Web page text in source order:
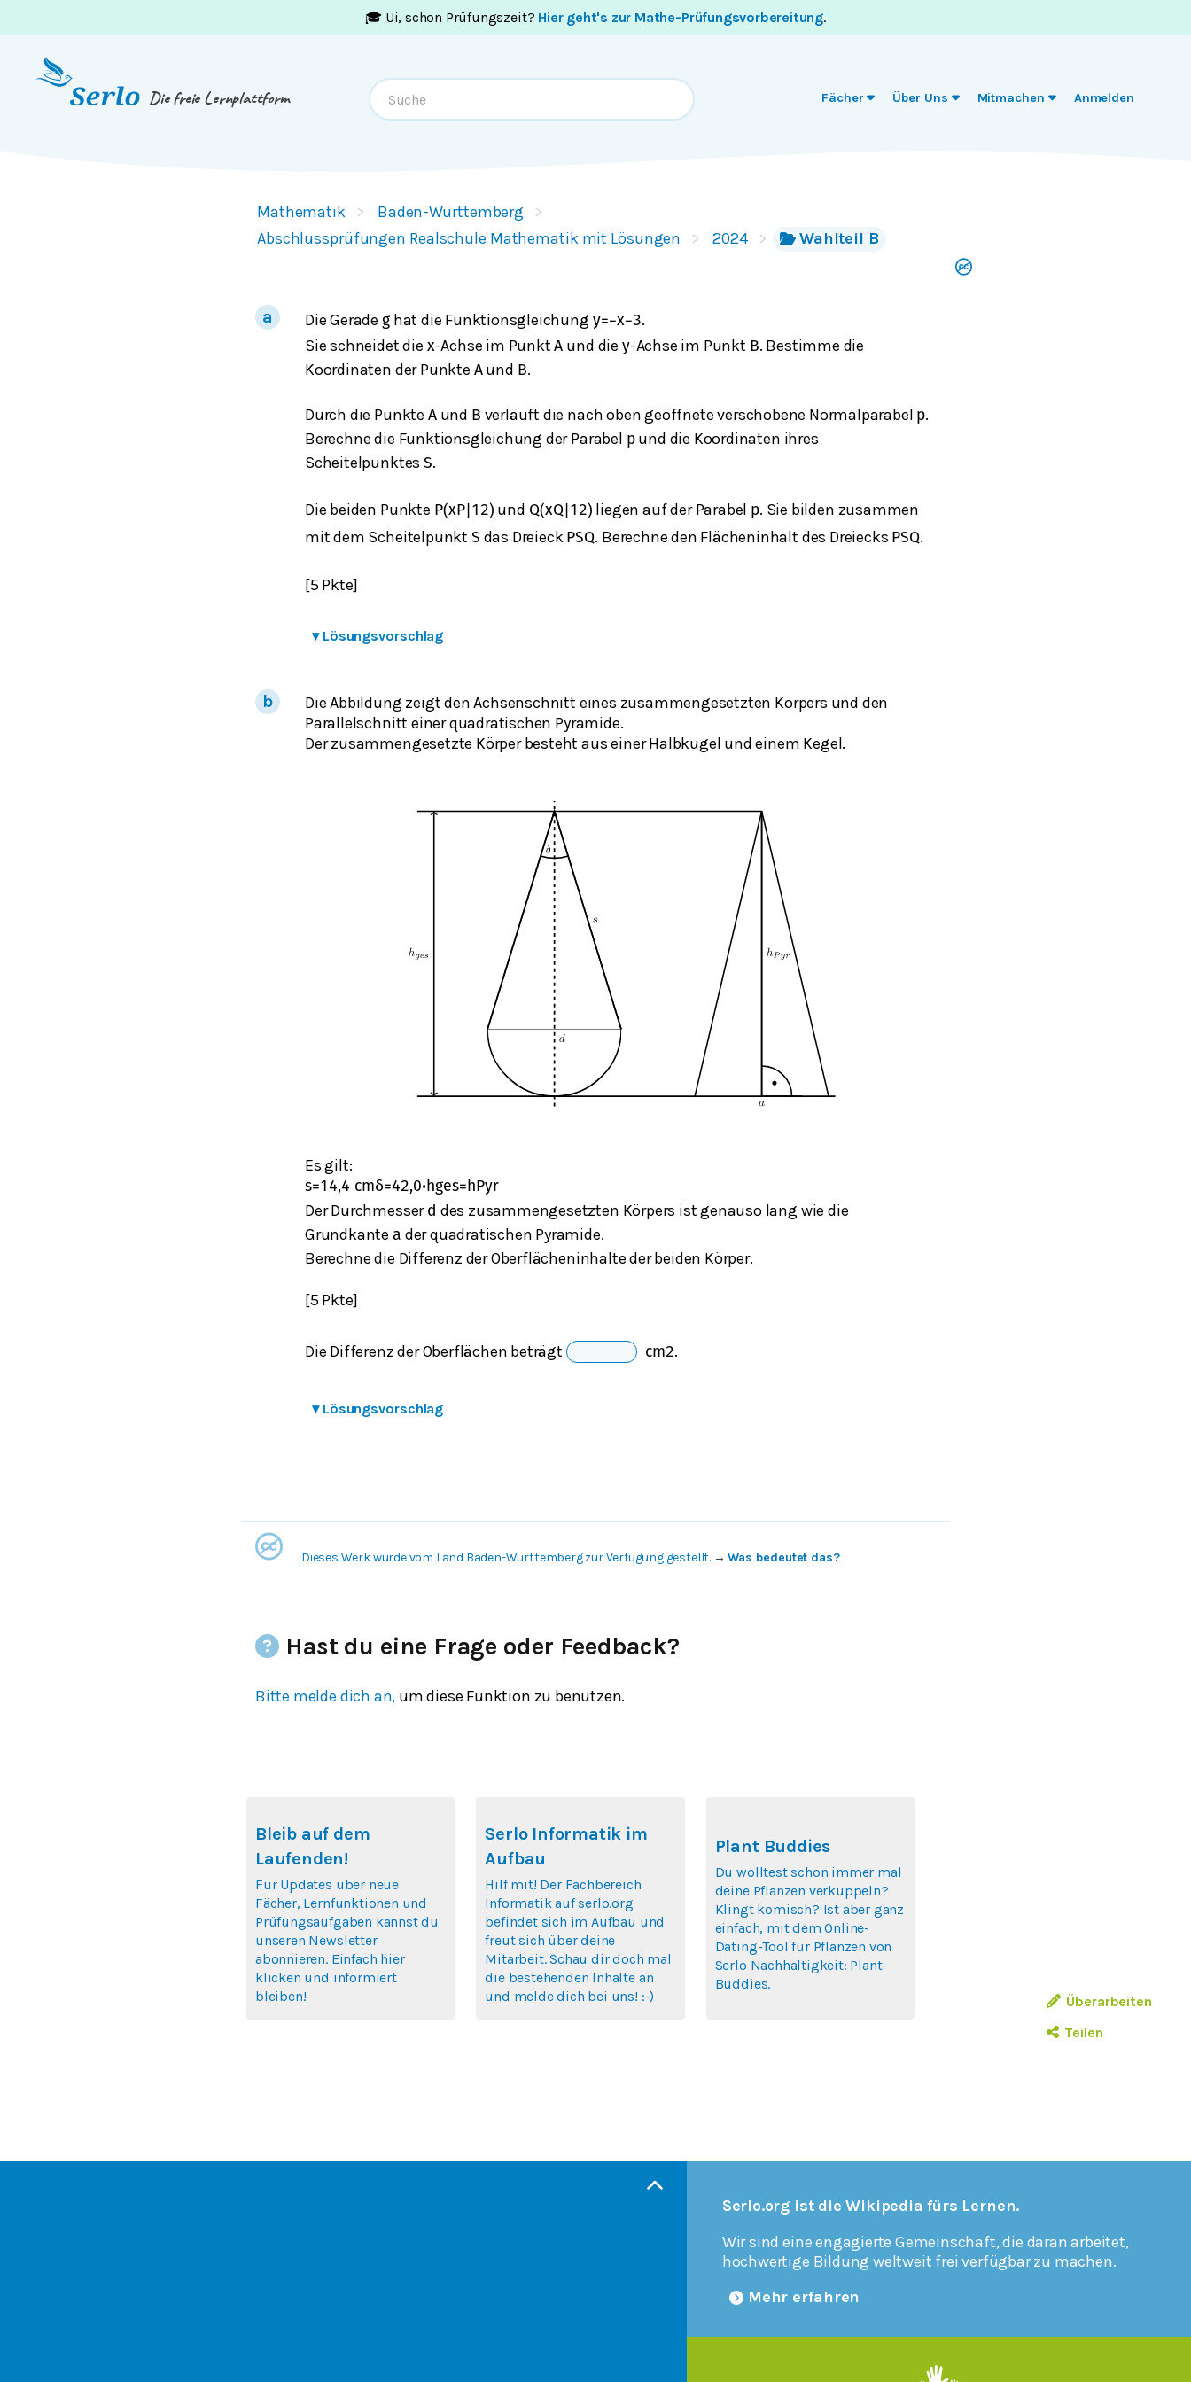
🎓 Ui, schon Prüfungszeit? Hier geht's zur Mathe-Prüfungsvorbereitung.
Die freie Lernplattform Fächer Über Uns Mitmachen Anmelden
Mathematik
Baden-Württemberg
Abschlussprüfungen Realschule Mathematik mit Lösungen
2024 Wahlteil B
Die Gerade ghat die Funktionsgleichung y=−x−3.
Sie schneidet die x-Achse im PunktA und die y-Achse im Punkt B. Bestimme die
Koordinaten der Punkte Aund B.
Durch die Punkte Aund B verläuft die nach oben geöffnete verschobene Normalparabel p.
Berechne die Funktionsgleichung der Parabel pund die Koordinaten ihres
Scheitelpunktes S.
Die beiden Punkte P(xP| 12) und Q(xQ| 12) liegen auf der Parabel p. Sie bilden zusammen
mit dem Scheitelpunkt S das Dreieck PSQ. Berechne den Flächeninhalt des Dreiecks PSQ.
[5 Pkte]
▾ Lösungsvorschlag
Die Abbildung zeigt den Achsenschnitt eines zusammengesetzten Körpers und den
Parallelschnitt einer quadratischen Pyramide.
Der zusammengesetzte Körper besteht aus einer Halbkugel und einem Kegel.
Es gilt:
s=14,4 cmδ=42,0∘ hges= h Pyr
Der Durchmesser d des zusammengesetzten Körpers ist genauso lang wie die
Grundkante a der quadratischen Pyramide.
Berechne die Differenz der Oberflächeninhalte der beiden Körper.
[5 Pkte]
Die Differenz der Oberflächen beträgt cm2.
▾ Lösungsvorschlag
Überarbeiten
Teilen
Dieses Werk wurde vom Land Baden-Württemberg zur Verfügung gestellt.→Was bedeutet das?
Hast du eine Frage oder Feedback?
Bitte melde dich an, um diese Funktion zu benutzen.
Bleib auf dem
Laufenden!
Für Updates über neue
Fächer, Lernfunktionen und
Prüfungsaufgaben kannst du
unseren Newsletter
abonnieren. Einfach hier
klicken und informiert
bleiben!
Serlo Informatik im
Aufbau
Hilf mit! Der Fachbereich
Informatik auf serlo.org
befindet sich im Aufbau und
freut sich über deine
Mitarbeit. Schau dir doch mal
die bestehenden Inhalte an
und melde dich bei uns! :-)
Plant Buddies
Du wolltest schon immer mal
deine Pflanzen verkuppeln?
Klingt komisch? Ist aber ganz
einfach, mit dem Online-
Dating-Tool für Pflanzen von
Serlo Nachhaltigkeit: Plant-
Buddies.
Serlo.org ist die Wikipedia fürs Lernen.
Wir sind eine engagierte Gemeinschaft, die daran arbeitet,
hochwertige Bildung weltweit frei verfügbar zu machen.
Mehr erfahren